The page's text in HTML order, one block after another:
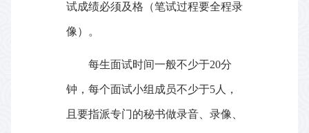
试成绩必须及格（笔试过程要全程录
像）。
每生面试时间一般不少于20分
钟，每个面试小组成员不少于5人，
且要指派专门的秘书做录音、录像、